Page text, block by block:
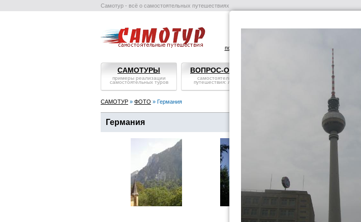
Самотур - всё о самостоятельных путешествиях
поиск отелей вопрос-ответ
САМОТУРЫ
примеры реализации
самостоятельных туров
ВОПРОС-ОТВЕТ
самостоятельные
путешествия: ликбез
справка, особенности, что
САМОТУР » ФОТО » Германия
Германия